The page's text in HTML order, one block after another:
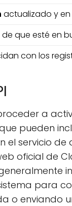
actualizado y
que esté en
con los
a
pueden
servicio de
oficial de
para
enviando